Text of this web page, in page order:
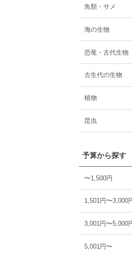
魚類・サメ
海の生物
恐竜・古代生物
古生代の生物
植物
昆虫
予算から探す
〜1,500円
1,501円〜3,000
3,001円〜5,000
5,001円〜